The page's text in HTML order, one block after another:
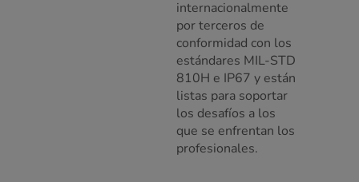
internacionalmente
por terceros de
conformidad con los
estándares MIL-STD
810H e IP67 y están
listas para soportar
los desafíos a los
que se enfrentan los
profesionales.